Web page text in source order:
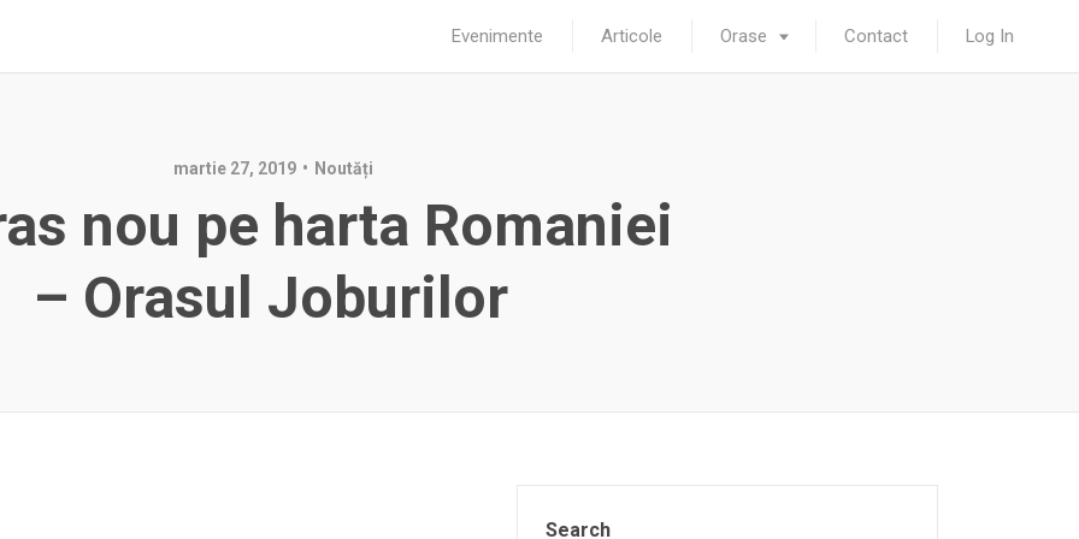
Evenimente Articole Orase Contact Log In
martie 27, 2019 Noutăți
nou pe harta Romaniei
– Orasul Joburilor
Search